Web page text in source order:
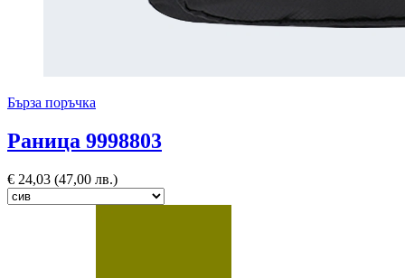
Бърза поръчка
Раница 9998803
€ 24,03 (47,00 лв.)